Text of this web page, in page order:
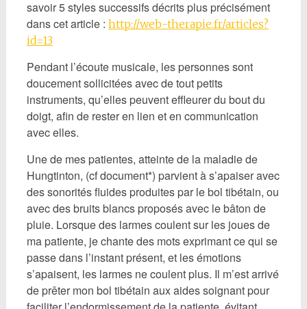
savoir 5 styles successifs décrits plus précisément
dans cet article : http://web-therapie.fr/articles?
id=13
Pendant l’écoute musicale, les personnes sont
doucement sollicitées avec de tout petits
instruments, qu’elles peuvent effleurer du bout du
doigt, afin de rester en lien et en communication
avec elles.
Une de mes patientes, atteinte de la maladie de
Hungtinton, (cf document*) parvient à s’apaiser avec
des sonorités fluides produites par le bol tibétain, ou
avec des bruits blancs proposés avec le bâton de
pluie. Lorsque des larmes coulent sur les joues de
ma patiente, je chante des mots exprimant ce qui se
passe dans l’instant présent, et les émotions
s’apaisent, les larmes ne coulent plus. Il m’est arrivé
de prêter mon bol tibétain aux aides soignant pour